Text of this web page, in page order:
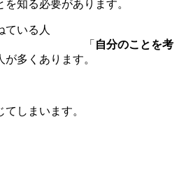
知る必要があります。
ている人
自分のことを考
が多くあります。
てしまいます。